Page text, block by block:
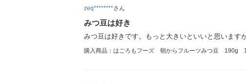
zeq********さん
みつ豆は好き
みつ豆は好きです。もっと大きいといいと思います
購入商品：はごろもフーズ 朝からフルーツみつ豆 190g 1